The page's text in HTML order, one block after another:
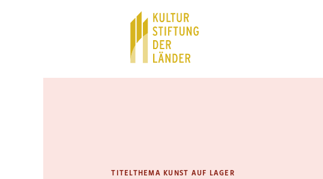
TITELTHEMA KUNST AUF LAGER